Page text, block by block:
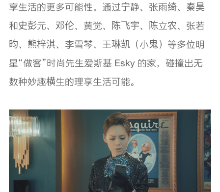
享生活的更多可能性。通过宁静、张雨绮、秦昊
和史彭元、邓伦、黄觉、陈飞宇、陈立农、张若
昀、熊梓淇、李雪琴、王琳凯（小鬼）等多位明
星“做客”时尚先生爱斯基 Esky 的家，碰撞出无
数种妙趣横生的理享生活可能。